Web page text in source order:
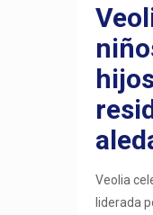
Veolia
liderada